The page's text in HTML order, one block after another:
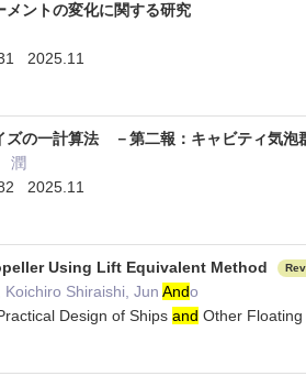
ントの変化に関する研究
2025.11
ズの一計算法 －第二報：キャビティ気泡
潤
2025.11
Using Lift Equivalent Method
Shiraishi, Jun Ando
Design of Ships and Other